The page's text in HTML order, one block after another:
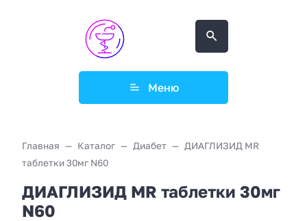
Меню
Главная Каталог Диабет
ДИАГЛИЗИД MR
таблетки 30мг N60
ДИАГЛИЗИД MR таблетки 30мг
N60